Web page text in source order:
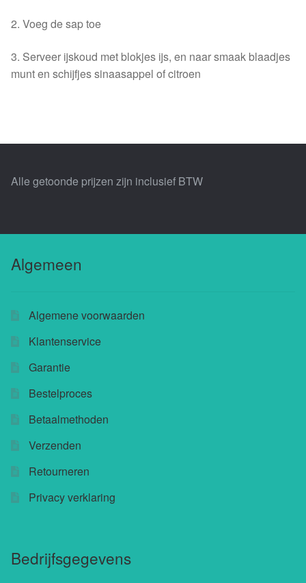
2. Voeg de sap toe
3. Serveer ijskoud met blokjes ijs, en naar smaak blaadjes
munt en schijfjes sinaasappel of citroen
Alle getoonde prijzen zijn inclusief BTW
Algemeen
Algemene voorwaarden
Klantenservice
Garantie
Bestelproces
Betaalmethoden
Verzenden
Retourneren
Privacy verklaring
Bedrijfsgegevens